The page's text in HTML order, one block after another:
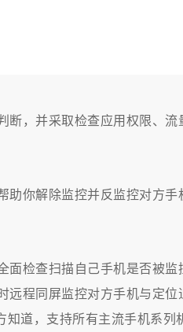
断，并采取检查应用权限、流
助你解除监控并反监控对方手
面检查扫描自己手机是否被监
远程同屏监控对方手机与定位
道，支持所有主流手机系列